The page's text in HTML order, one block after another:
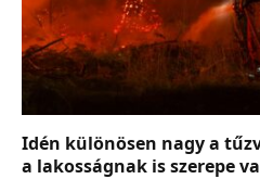
Idén különösen nagy a
a lakosságnak is szerepe